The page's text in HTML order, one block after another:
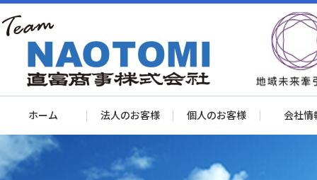
ホーム 法人のお客様 個人のお客様 会社情